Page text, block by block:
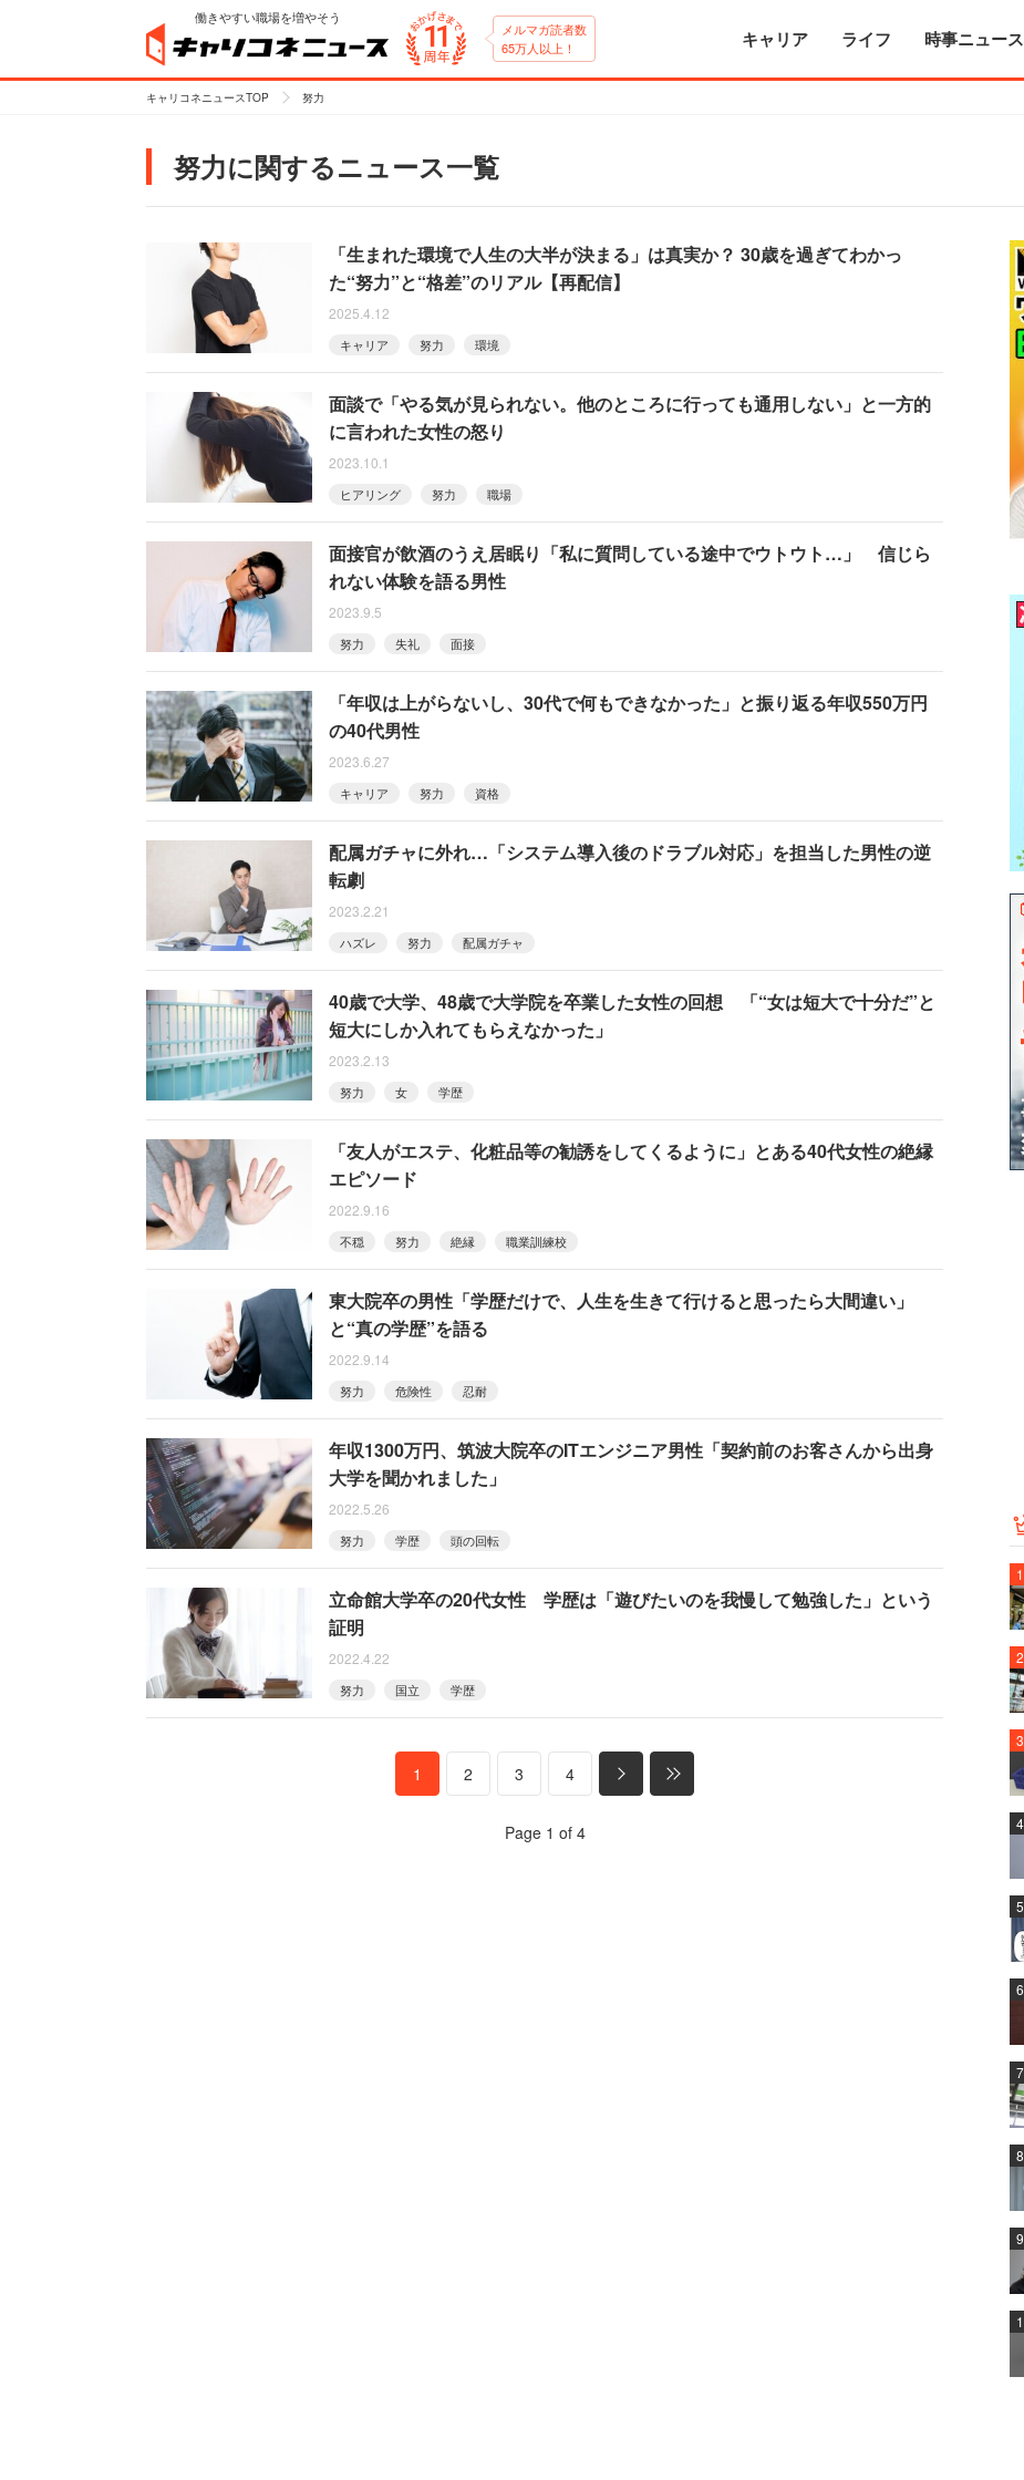
働きやすい職場を増やそう
メルマガ読者数
65万人以上！
キャリア ライフ 時事ニュース
キャリコネニュースTOP 努力
努力に関するニュース一覧
「生まれた環境で人生の大半が決まる」は真実か？ 30歳を過ぎてわかっ
た“努力”と“格差”のリアル【再配信】
2025.4.12
キャリア 努力 環境
面談で「やる気が見られない。他のところに行っても通用しない」と一方的
に言われた女性の怒り
2023.10.1
ヒアリング 努力 職場
面接官が飲酒のうえ居眠り「私に質問している途中でウトウト…」 信じら
れない体験を語る男性
2023.9.5
努力 失礼 面接
「年収は上がらないし、30代で何もできなかった」と振り返る年収550万円
の40代男性
2023.6.27
キャリア 努力 資格
配属ガチャに外れ…「システム導入後のドラブル対応」を担当した男性の逆
転劇
2023.2.21
ハズレ 努力 配属ガチャ
40歳で大学、48歳で大学院を卒業した女性の回想 「“女は短大で十分だ”と
短大にしか入れてもらえなかった」
2023.2.13
努力 女 学歴
「友人がエステ、化粧品等の勧誘をしてくるように」とある40代女性の絶縁
エピソード
2022.9.16
不穏 努力 絶縁 職業訓練校
東大院卒の男性「学歴だけで、人生を生きて行けると思ったら大間違い」
と“真の学歴”を語る
2022.9.14
努力 危険性 忍耐
年収1300万円、筑波大院卒のITエンジニア男性「契約前のお客さんから出身
大学を聞かれました」
2022.5.26
努力 学歴 頭の回転
立命館大学卒の20代女性 学歴は「遊びたいのを我慢して勉強した」という
証明
2022.4.22
努力 国立 学歴
1 2 3 4
Page 1 of 4